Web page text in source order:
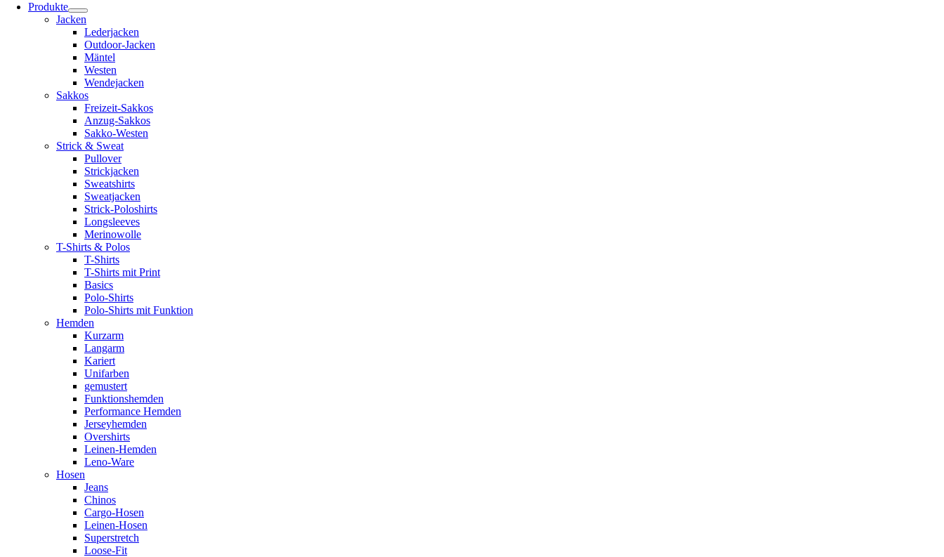
Produkte
Jacken
Lederjacken
Outdoor-Jacken
Mäntel
Westen
Wendejacken
Sakkos
Freizeit-Sakkos
Anzug-Sakkos
Sakko-Westen
Strick & Sweat
Pullover
Strickjacken
Sweatshirts
Sweatjacken
Strick-Poloshirts
Longsleeves
Merinowolle
T-Shirts & Polos
T-Shirts
T-Shirts mit Print
Basics
Polo-Shirts
Polo-Shirts mit Funktion
Hemden
Kurzarm
Langarm
Kariert
Unifarben
gemustert
Funktionshemden
Performance Hemden
Jerseyhemden
Overshirts
Leinen-Hemden
Leno-Ware
Hosen
Jeans
Chinos
Cargo-Hosen
Leinen-Hosen
Superstretch
Loose-Fit